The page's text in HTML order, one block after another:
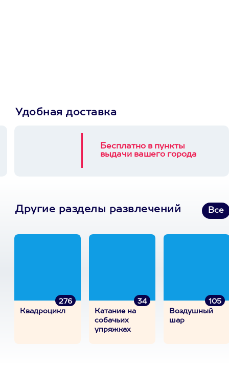
Удобная доставка
Бесплатно в пункты
выдачи вашего города
Другие разделы развлечений Все
276
Квадроцикл
34
Катание на
собачьих
упряжках
105
Воздушный
шар